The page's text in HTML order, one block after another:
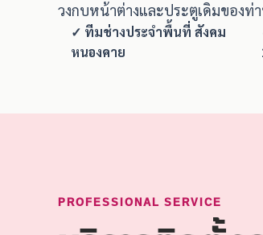
วงกบหน้าต่างและประตูเดิมของ
✓ ทีมช่างประจำพื้นที่ สังคม
หนองคาย
PROFESSIONAL SERVICE